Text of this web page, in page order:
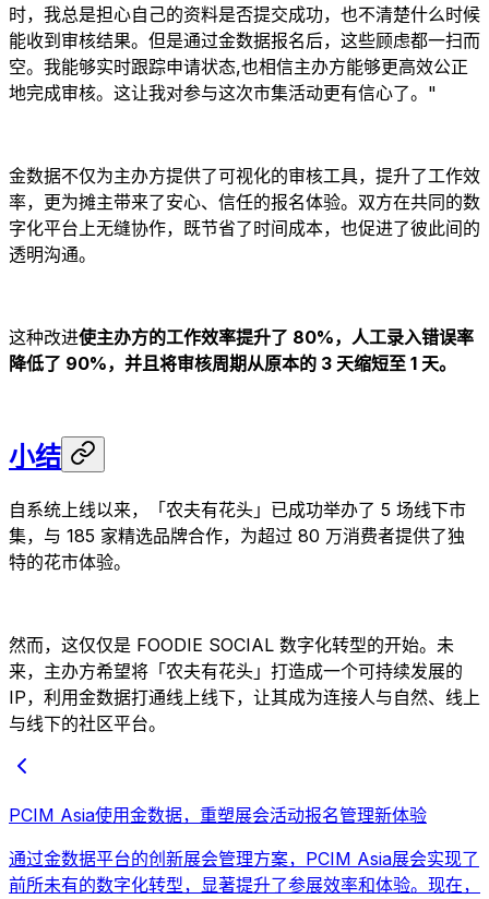
时，我总是担心自己的资料是否提交成功，也不清楚什么时候
能收到审核结果。但是通过金数据报名后，这些顾虑都一扫而
空。我能够实时跟踪申请状态,也相信主办方能够更高效公正
地完成审核。这让我对参与这次市集活动更有信心了。"
金数据不仅为主办方提供了可视化的审核工具，提升了工作效
率，更为摊主带来了安心、信任的报名体验。双方在共同的数
字化平台上无缝协作，既节省了时间成本，也促进了彼此间的
透明沟通。
这种改进使主办方的工作效率提升了 80%，人工录入错误率
降低了 90%，并且将审核周期从原本的 3 天缩短至 1 天。
小结
自系统上线以来，「农夫有花头」已成功举办了 5 场线下市
集，与 185 家精选品牌合作，为超过 80 万消费者提供了独
特的花市体验。
然而，这仅仅是 FOODIE SOCIAL 数字化转型的开始。未
来，主办方希望将「农夫有花头」打造成一个可持续发展的
IP，利用金数据打通线上线下，让其成为连接人与自然、线上
与线下的社区平台。
PCIM Asia使用金数据，重塑展会活动报名管理新体验
通过金数据平台的创新展会管理方案，PCIM Asia展会实现了
前所未有的数字化转型，显著提升了参展效率和体验。现在，